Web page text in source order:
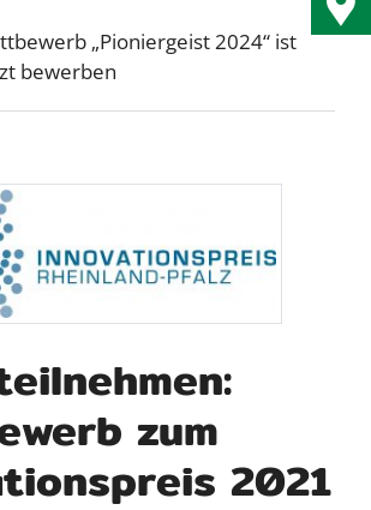
„Pioniergeist 2024“ ist
bewerben
zum
2021